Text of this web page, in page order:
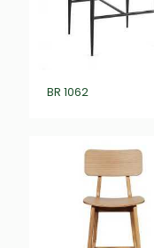
BR 1062